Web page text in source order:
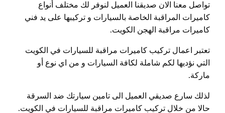
تواصل معنا الان صديقنا العميل لنوفر لك مختلف أنواع
كاميرات المراقبة الخاصة بالسيارات و تركيبها على يد فني
كاميرات مراقبة الهجن الكويت.
تعتبر اعمال تركيب كاميرات مراقبة للسيارات في الكويت
التي نؤديها لكم شاملة لكافة السيارات و من اي نوع أو
ماركة.
لذلك سارع صديقي العميل الى تامين سيارتك ضد السرقة
حالا من خلال تركيب كاميرات مراقبة للسيارات في الكويت.